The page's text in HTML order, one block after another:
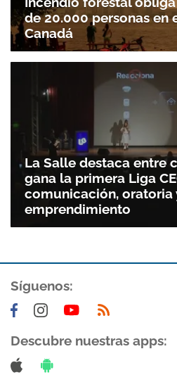
Gracias por suscribirte
de 20.000 personas en
Canadá
La Salle destaca entre
gana la primera Liga
comunicación, oratoria
emprendimiento
Síguenos:
Descubre nuestras apps: